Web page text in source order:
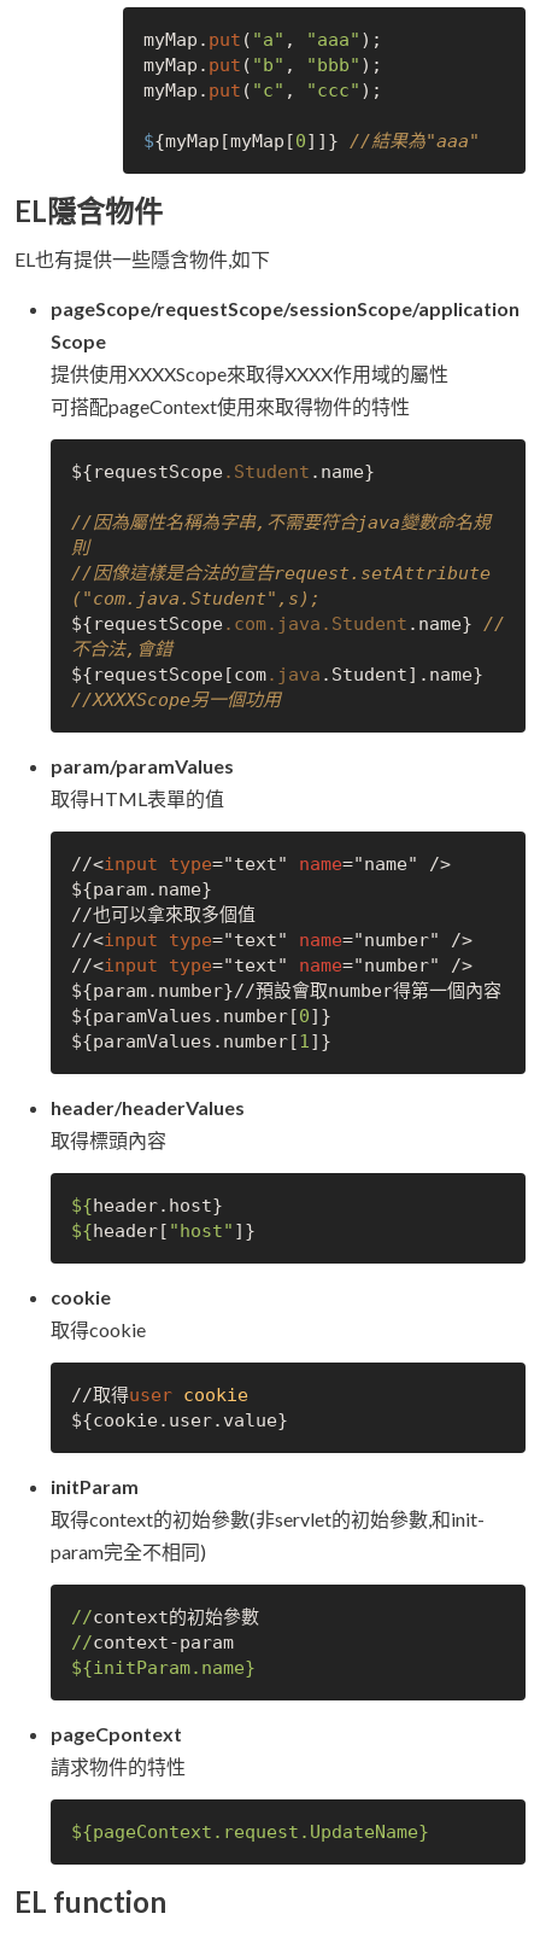
myMap. put ( "a" , "aaa" );
myMap. put ( "b" , "bbb" );
myMap. put ( "c" , "ccc" );
${myMap[myMap[0]]} //結果為"aaa"
EL隱含物件
EL也有提供一些隱含物件,如下
pageScope/requestScope/sessionScope/application
Scope
提供使用XXXXScope來取得XXXX作用域的屬性
可搭配pageContext使用來取得物件的特性
${requestScope.Student .name}
//因為屬性名稱為字串,不需要符合java變數命名規
則
//因像這樣是合法的宣告request.setAttribute
("com.java.Student",s);
${requestScope.com.java .Student .name} //
不合法,會錯
${requestScope[com.java
//XXXXScope另一個功用
param/paramValues
取得HTML表單的值
//<input type="text" name="name" />
${param.name}
//也可以拿來取多個值
//<input type="text" name="number" />
//<input type="text" name="number" />
${param.number}//預設會取number得第一個內容
${paramValues.number[0]}
${paramValues.number[1
header/headerValues
取得標頭內容
${
${header[ "host"
cookie
取得cookie
//取得user cookie
initParam
取得context的初始參數(非servlet的初始參數,和init-
param完全不相同)
//
context的初始參數
//
context-param
${initParam.name}
pageCpontext
請求物件的特性
${pageContext.request.UpdateName}
EL function